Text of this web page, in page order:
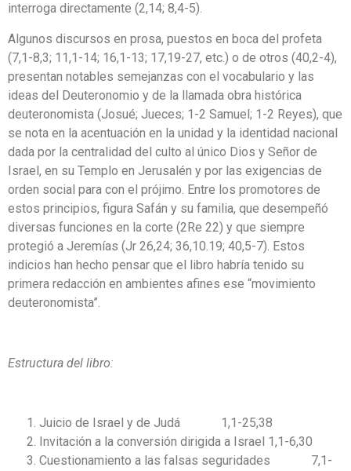
interroga directamente (2,14; 8,4-5).
Algunos discursos en prosa, puestos en boca del profeta
(7,1-8,3; 11,1-14; 16,1-13; 17,19-27, etc.) o de otros (40,2-4),
presentan notables semejanzas con el vocabulario y las
ideas del Deuteronomio y de la llamada obra histórica
deuteronomista (Josué; Jueces; 1-2 Samuel; 1-2 Reyes), que
se nota en la acentuación en la unidad y la identidad nacional
dada por la centralidad del culto al único Dios y Señor de
Israel, en su Templo en Jerusalén y por las exigencias de
orden social para con el prójimo. Entre los promotores de
estos principios, figura Safán y su familia, que desempeñó
diversas funciones en la corte (2Re 22) y que siempre
protegió a Jeremías (Jr 26,24; 36,10.19; 40,5-7). Estos
indicios han hecho pensar que el libro habría tenido su
primera redacción en ambientes afines ese “movimiento
deuteronomista”.
Estructura del libro:
Juicio de Israel y de Judá 1,1-25,38
Invitación a la conversión dirigida a Israel 1,1-6,30
Cuestionamiento a las falsas seguridades 7,1-